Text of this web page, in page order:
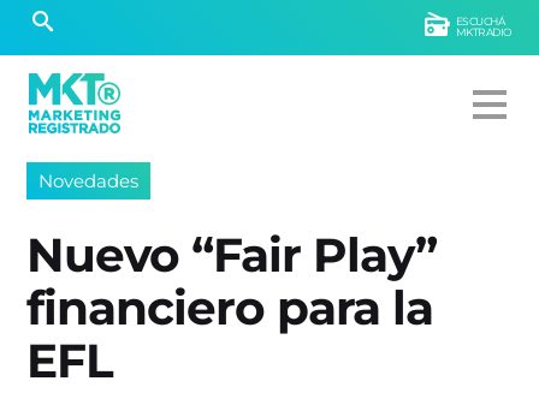
ESCUCHÁ
MKTRADIO
Novedades
Nuevo “Fair Play”
financiero para la
EFL